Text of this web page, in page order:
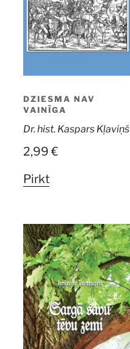
DZIESMA NAV
VAINĪGA
Dr. hist. Kaspars Kļaviņš
2,99€
Pirkt